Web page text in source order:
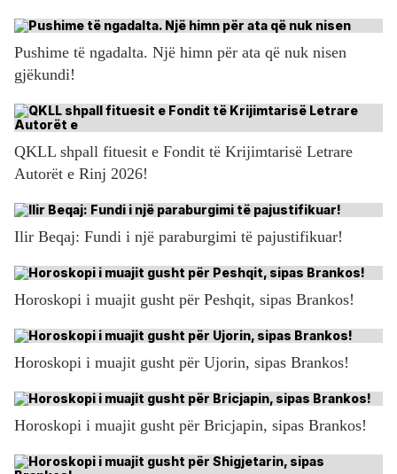
Pushime të ngadalta. Një himn për ata që nuk nisen
gjëkundi!
QKLL shpall fituesit e Fondit të Krijimtarisë Letrare
Autorët e Rinj 2026!
Ilir Beqaj: Fundi i një paraburgimi të pajustifikuar!
Horoskopi i muajit gusht për Peshqit, sipas Brankos!
Horoskopi i muajit gusht për Ujorin, sipas Brankos!
Horoskopi i muajit gusht për Bricjapin, sipas Brankos!